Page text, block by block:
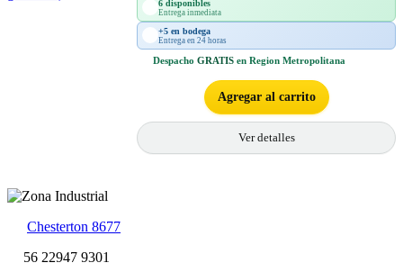
6 disponibles
Entrega inmediata
+5 en bodega
Entrega en 24 horas
Despacho GRATIS en Region Metropolitana
Agregar al carrito
Ver detalles
Chesterton 8677
56 22947 9301